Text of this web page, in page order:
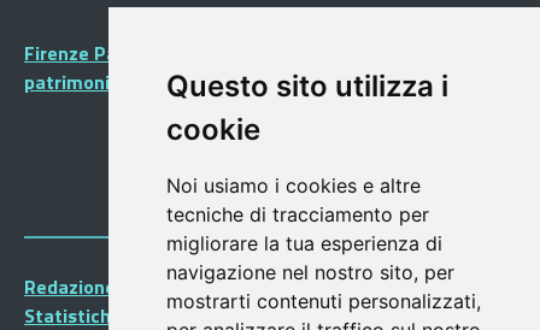
Questo sito utilizza i
cookie
Noi usiamo i cookies e altre
tecniche di tracciamento per
migliorare la tua esperienza di
navigazione nel nostro sito, per
mostrarti contenuti personalizzati,
Firenze Patrimonio Mondiale - Centro storico di Firenze
patrimonio dell’Umanità
Redazione Portalegiovani
Statistiche